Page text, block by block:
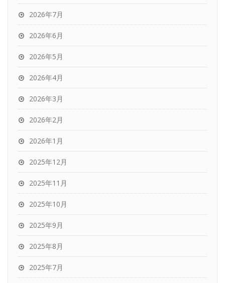
2026年7月
2026年6月
2026年5月
2026年4月
2026年3月
2026年2月
2026年1月
2025年12月
2025年11月
2025年10月
2025年9月
2025年8月
2025年7月